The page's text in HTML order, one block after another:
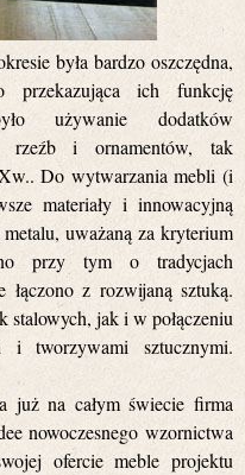
była bardzo oszczędna,
przekazująca ich funkcję
używanie dodatków
rzeźb i ornamentów, tak
Do wytwarzania mebli (i
materiały i innowacyjną
uważaną za kryterium
przy tym o tradycjach
łączono z rozwijaną sztuką.
stalowych, jak i w połączeniu
i tworzywami sztucznymi.
już na całym świecie firma
nowoczesnego wzornictwa
ofercie meble projektu